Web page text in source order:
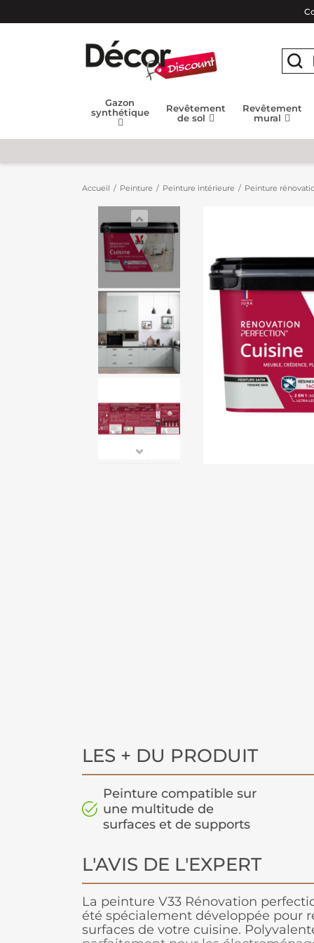
Gazon
synthétique
Revêtement
de sol
Revêtement
mural
Accueil Peinture Peinture intérieure Peinture
LES + DU PRODUIT
Peinture compatible sur
une multitude de
surfaces et de supports
L'AVIS DE L'EXPERT
La peinture V33 Rénovation
été spécialement développée pour
surfaces de votre cuisine.